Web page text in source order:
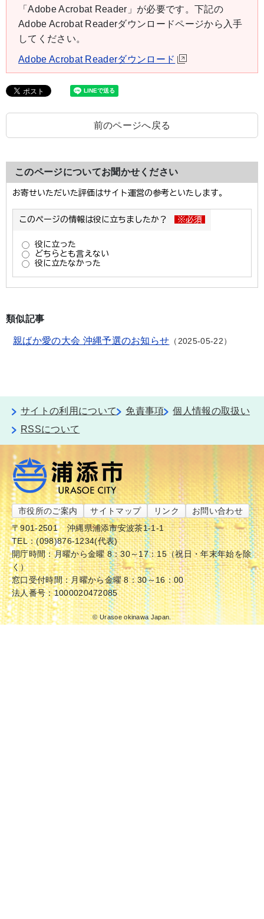
「Adobe Acrobat Reader」が必要です。下記の
Adobe Acrobat Readerダウンロードページから入手
してください。
Adobe Acrobat Readerダウンロード
前のページへ戻る
このページについてお聞かせください
類似記事
親ばか愛の大会 沖縄予選のお知らせ 2025-05-22
サイトの利用について 免責事項
個人情報の取扱い
RSSについて
市役所のご案内 サイトマップ リンク
お問い合わせ
〒901-2501
沖縄県浦添市安波茶1-1-1
TEL：(098)876-1234(代表)
開庁時間：月曜から金曜 8：30～17：15（祝日・年末年始を除
く）
窓口受付時間：月曜から金曜 8：30～16：00
法人番号：1000020472085
© Urasoe okinawa Japan.